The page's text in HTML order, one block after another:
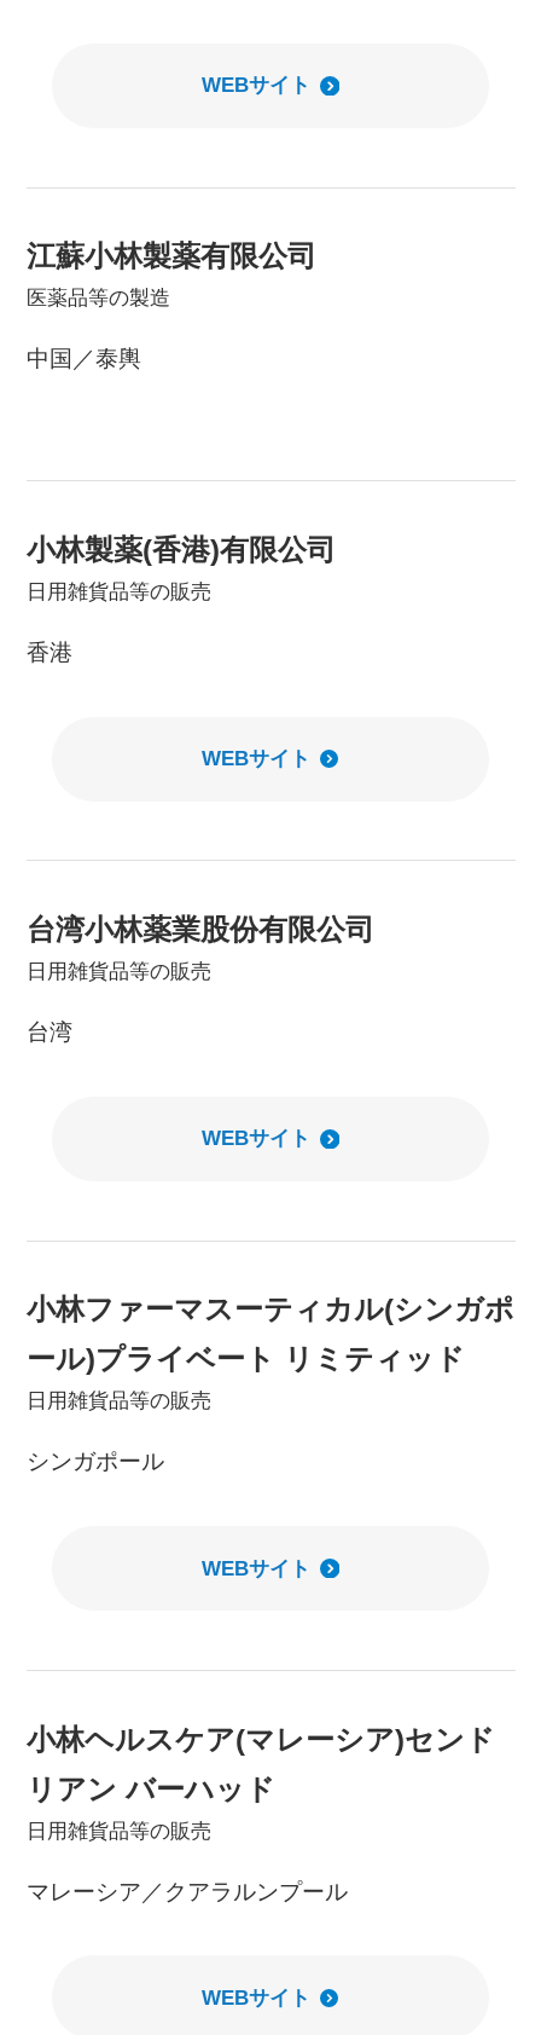
WEBサイト
江蘇小林製薬有限公司
医薬品等の製造
中国／泰輿
小林製薬(香港)有限公司
日用雑貨品等の販売
香港
WEBサイト
台湾小林薬業股份有限公司
日用雑貨品等の販売
台湾
WEBサイト
小林ファーマスーティカル(シンガポ
ール)プライベート リミティッド
日用雑貨品等の販売
シンガポール
WEBサイト
小林ヘルスケア(マレーシア)センド
リアン バーハッド
日用雑貨品等の販売
マレーシア／クアラルンプール
WEBサイト